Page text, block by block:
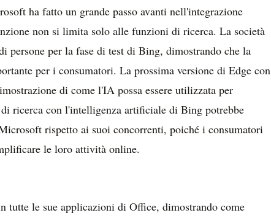
ha fatto un grande passo avanti nell'integrazione
non si limita solo alle funzioni di ricerca. La società
persone per la fase di test di Bing, dimostrando che la
per i consumatori. La prossima versione di Edge con
di come l'IA possa essere utilizzata per
ricerca con l'intelligenza artificiale di Bing potrebbe
rispetto ai suoi concorrenti, poiché i consumatori
le loro attività online.
le sue applicazioni di Office, dimostrando come